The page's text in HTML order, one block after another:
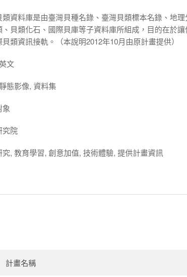
類資料庫是由臺灣貝種名錄、臺灣貝類標本名錄、地
、貝類化石 、國際貝庫等子資料庫所組成，目的在於
類資訊接軌。（本說明2012年10月由原計畫提供）
文
態影像, 資料集
象
究院
究, 教育學習, 創意加值, 技術體驗, 提供計畫資訊
計畫名稱